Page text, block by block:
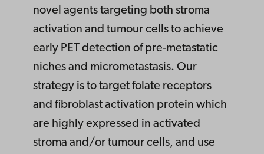
novel agents targeting both stroma
activation and tumour cells to achieve
early PET detection of pre-metastatic
niches and micrometastasis. Our
strategy is to target folate receptors
and fibroblast activation protein which
are highly expressed in activated
stroma and/or tumour cells, and use